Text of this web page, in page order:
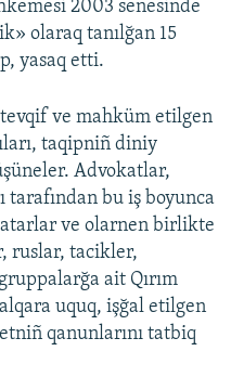
2003 senesinde
olaraq tanılğan 15
yasaq etti.
ve mahküm etilgen
taqipniñ diniy
Advokatlar,
tarafından bu iş boyunca
ve olarnen birlikte
ruslar, tacikler,
ait Qırım
uquq, işğal etilgen
qanunlarını tatbiq